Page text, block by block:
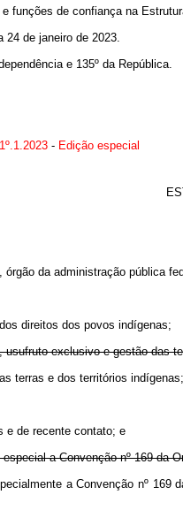
funções de confiança na
de janeiro de 2023.
e 135º da República.
- Edição especial
da administração pública
direitos dos povos indígenas;
exclusivo e gestão das
terras e dos territórios
e de recente contato; e
a Convenção nº 169 da
a Convenção nº